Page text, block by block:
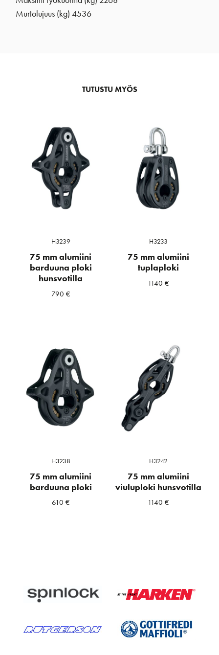
Murtolujuus (kg) 4536
TUTUSTU MYÖS
H3239
75 mm alumiini
barduuna ploki
hunsvotilla
790 €
H3233
75 mm alumiini
tuplaploki
1140 €
H3238
75 mm alumiini
barduuna ploki
610 €
H3242
75 mm alumiini
viuluploki hunsvotilla
1140 €